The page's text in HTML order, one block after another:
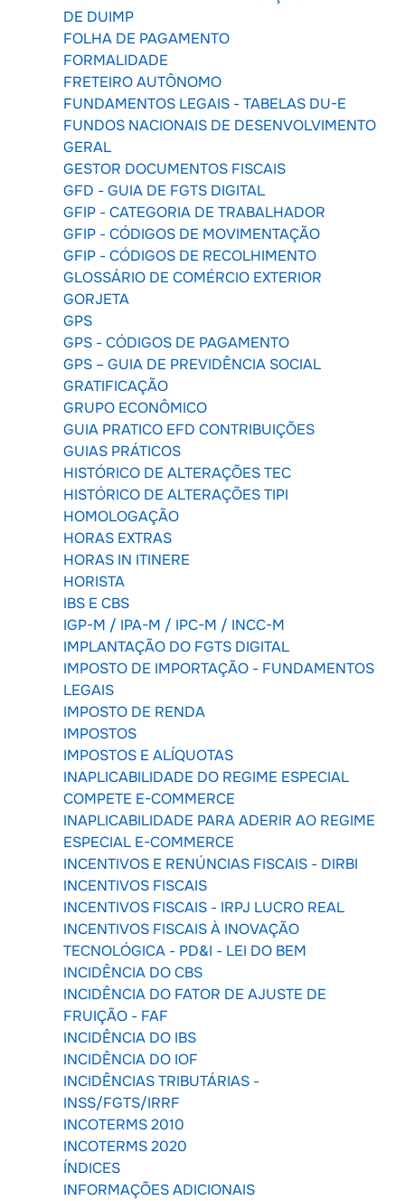
DE DUIMP
FOLHA DE PAGAMENTO
FORMALIDADE
FRETEIRO AUTÔNOMO
FUNDAMENTOS LEGAIS - TABELAS DU-E
FUNDOS NACIONAIS DE DESENVOLVIMENTO
GERAL
GESTOR DOCUMENTOS FISCAIS
GFD - GUIA DE FGTS DIGITAL
GFIP - CATEGORIA DE TRABALHADOR
GFIP - CÓDIGOS DE MOVIMENTAÇÃO
GFIP - CÓDIGOS DE RECOLHIMENTO
GLOSSÁRIO DE COMÉRCIO EXTERIOR
GORJETA
GPS
GPS - CÓDIGOS DE PAGAMENTO
GPS – GUIA DE PREVIDÊNCIA SOCIAL
GRATIFICAÇÃO
GRUPO ECONÔMICO
GUIA PRATICO EFD CONTRIBUIÇÕES
GUIAS PRÁTICOS
HISTÓRICO DE ALTERAÇÕES TEC
HISTÓRICO DE ALTERAÇÕES TIPI
HOMOLOGAÇÃO
HORAS EXTRAS
HORAS IN ITINERE
HORISTA
IBS E CBS
IGP-M / IPA-M / IPC-M / INCC-M
IMPLANTAÇÃO DO FGTS DIGITAL
IMPOSTO DE IMPORTAÇÃO - FUNDAMENTOS
LEGAIS
IMPOSTO DE RENDA
IMPOSTOS
IMPOSTOS E ALÍQUOTAS
INAPLICABILIDADE DO REGIME ESPECIAL
COMPETE E-COMMERCE
INAPLICABILIDADE PARA ADERIR AO REGIME
ESPECIAL E-COMMERCE
INCENTIVOS E RENÚNCIAS FISCAIS - DIRBI
INCENTIVOS FISCAIS
INCENTIVOS FISCAIS - IRPJ LUCRO REAL
INCENTIVOS FISCAIS À INOVAÇÃO
TECNOLÓGICA - PD&I - LEI DO BEM
INCIDÊNCIA DO CBS
INCIDÊNCIA DO FATOR DE AJUSTE DE
FRUIÇÃO - FAF
INCIDÊNCIA DO IBS
INCIDÊNCIA DO IOF
INCIDÊNCIAS TRIBUTÁRIAS -
INSS/FGTS/IRRF
INCOTERMS 2010
INCOTERMS 2020
ÍNDICES
INFORMAÇÕES ADICIONAIS